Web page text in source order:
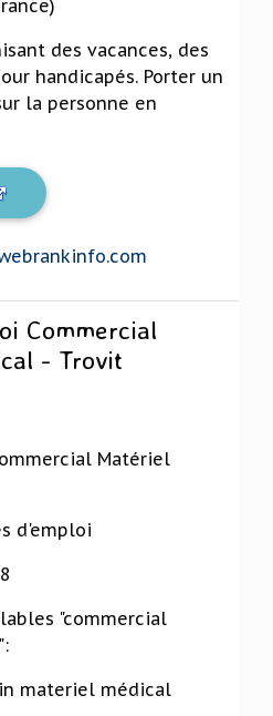
des vacances, des
handicapés. Porter un
la personne en
Commercial
- Trovit
Matériel
d'emploi
"commercial
materiel médical